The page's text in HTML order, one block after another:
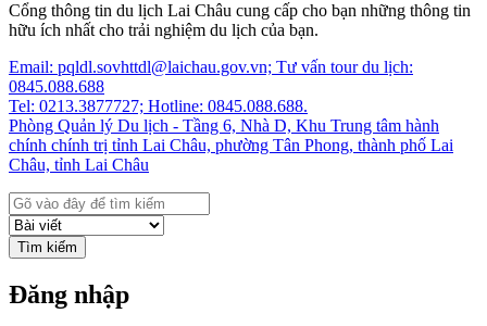
Cổng thông tin du lịch Lai Châu cung cấp cho bạn những thông tin
hữu ích nhất cho trải nghiệm du lịch của bạn.
Email: pqldl.sovhttdl@laichau.gov.vn; Tư vấn tour du lịch:
0845.088.688
Tel: 0213.3877727; Hotline: 0845.088.688.
Phòng Quản lý Du lịch - Tầng 6, Nhà D, Khu Trung tâm hành
chính chính trị tỉnh Lai Châu, phường Tân Phong, thành phố Lai
Châu, tỉnh Lai Châu
Tìm kiếm
Đăng nhập